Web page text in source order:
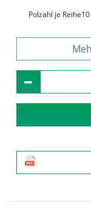
Polzahl je Reihe10